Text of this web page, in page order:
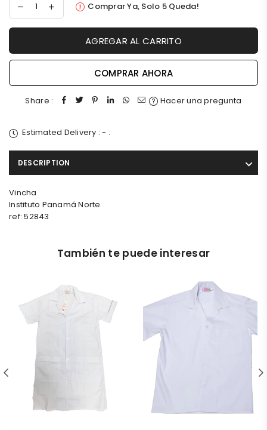
Comprar Ya, Solo 5 Queda!
AGREGAR AL CARRITO
COMPRAR AHORA
Share : Hacer una pregunta
Estimated Delivery :- .
DESCRIPTION
Vincha
Instituto Panamá Norte
ref: 52843
También te puede interesar